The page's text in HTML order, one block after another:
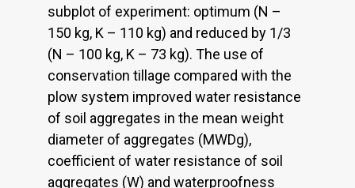
subplot of experiment: optimum (N –
150 kg, K – 110 kg) and reduced by 1/3
(N – 100 kg, K – 73 kg). The use of
conservation tillage compared with the
plow system improved water resistance
of soil aggregates in the mean weight
diameter of aggregates (MWDg),
coefficient of water resistance of soil
aggregates (W) and waterproofness